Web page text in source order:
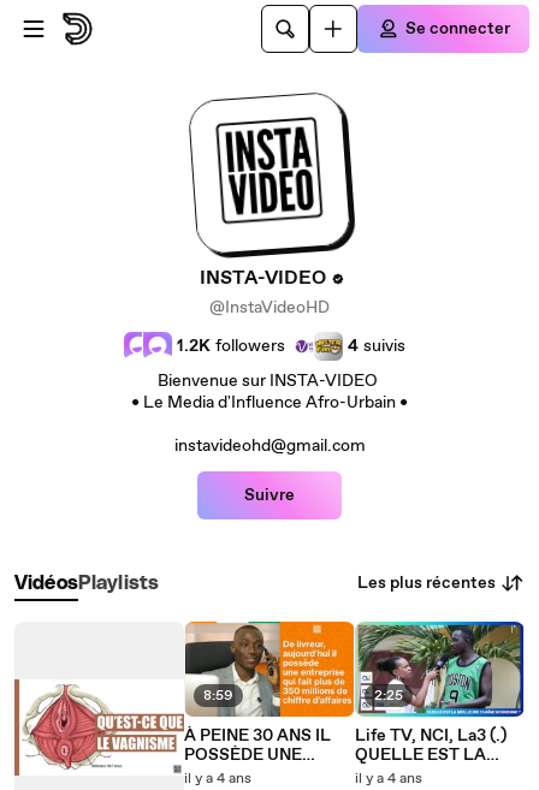
Passer au contenu principal
Se connecter
INSTA-VIDEO
@InstaVideoHD
1.2K followers 4 suivis
Bienvenue sur INSTA-VIDEO
• Le Media d'Influence Afro-Urbain •
instavideohd@gmail.com
Suivre
VidéosPlaylists Les plus récentes
8:59
À PEINE 30 ANS IL
POSSÈDE UNE
BOÎTE QUI FAIT
il y a 4 ans
2:25
Life TV, NCI, La3 (.)
QUELLE EST LA
MEILLEURE CHAINE
il y a 4 ans